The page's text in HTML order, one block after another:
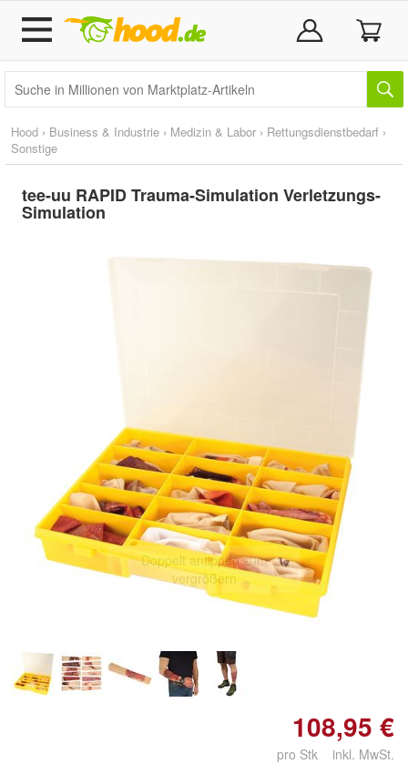
Hood › Business & Industrie › Medizin & Labor › Rettungsdienstbedarf ›
Sonstige
tee-uu RAPID Trauma-Simulation Verletzungs-
Simulation
Doppelt antippen zum
vergrößern
108,95 €
pro Stk inkl. MwSt.